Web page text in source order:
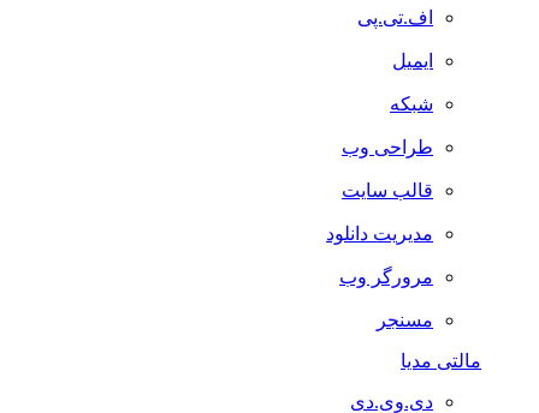
اف.تی.پی
ایمیل
شبکه
طراحی وب
قالب سایت
مدیریت دانلود
مرورگر وب
مسنجر
مالتی مدیا
دی.وی.دی